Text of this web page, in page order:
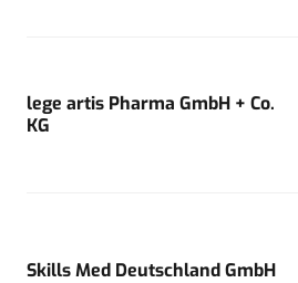
lege artis Pharma GmbH + Co.
KG
Skills Med Deutschland GmbH